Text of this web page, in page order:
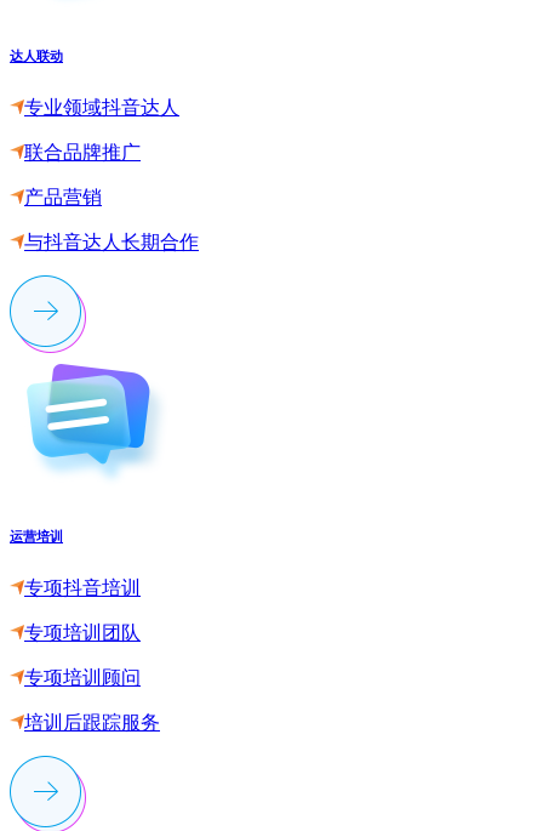
达人联动
专业领域抖音达人
联合品牌推广
产品营销
与抖音达人长期合作
运营培训
专项抖音培训
专项培训团队
专项培训顾问
培训后跟踪服务